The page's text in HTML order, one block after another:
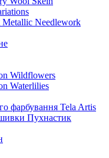
Needlework
Wildflowers
Waterlilies
фарбування Tela Artis
Пухнастик